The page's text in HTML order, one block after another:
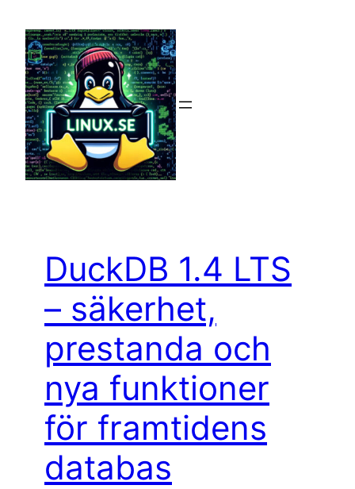
innehåll
DuckDB 1.4 LTS
– säkerhet,
prestanda och
nya funktioner
för framtidens
databas